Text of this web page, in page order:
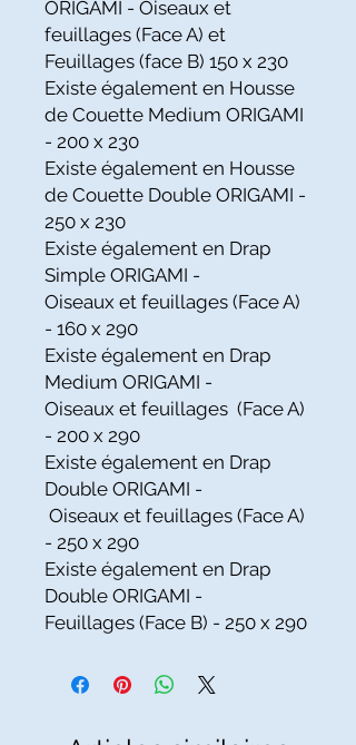
ORIGAMI - Oiseaux et
feuillages (Face A) et
Feuillages (face B) 150 x 230
Existe également en Housse
de Couette Medium ORIGAMI
- 200 x 230
Existe également en Housse
de Couette Double ORIGAMI -
250 x 230
Existe également en Drap
Simple ORIGAMI -
Oiseaux et feuillages (Face A)
- 160 x 290
Existe également en Drap
Medium ORIGAMI -
Oiseaux et feuillages (Face A)
- 200 x 290
Existe également en Drap
Double ORIGAMI -
Oiseaux et feuillages (Face A)
- 250 x 290
Existe également en Drap
Double ORIGAMI -
Feuillages (Face B) - 250 x 290